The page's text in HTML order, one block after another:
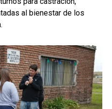
al bienestar de los